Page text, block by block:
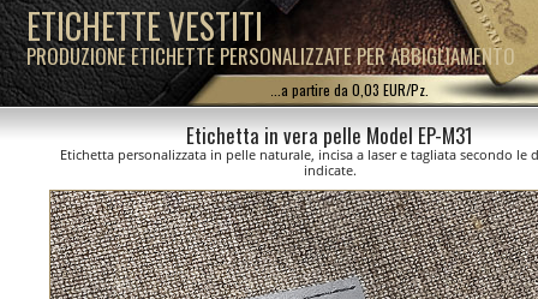
ETICHETTE VESTITI
PRODUZIONE ETICHETTE PERSONALIZZATE PER ABBIGLIAMENTO
...a partire da 0,03 EUR/Pz.
Etichetta in vera pelle Model EP-M31
Etichetta personalizzata in pelle naturale, incisa a laser e tagliata secondo le
indicate.